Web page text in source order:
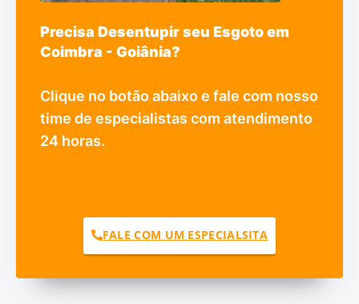
Precisa Desentupir seu Esgoto em
Coimbra - Goiânia?
Clique no botão abaixo e fale com nosso
time de especialistas com atendimento
24 horas.
FALE COM UM ESPECIALSITA